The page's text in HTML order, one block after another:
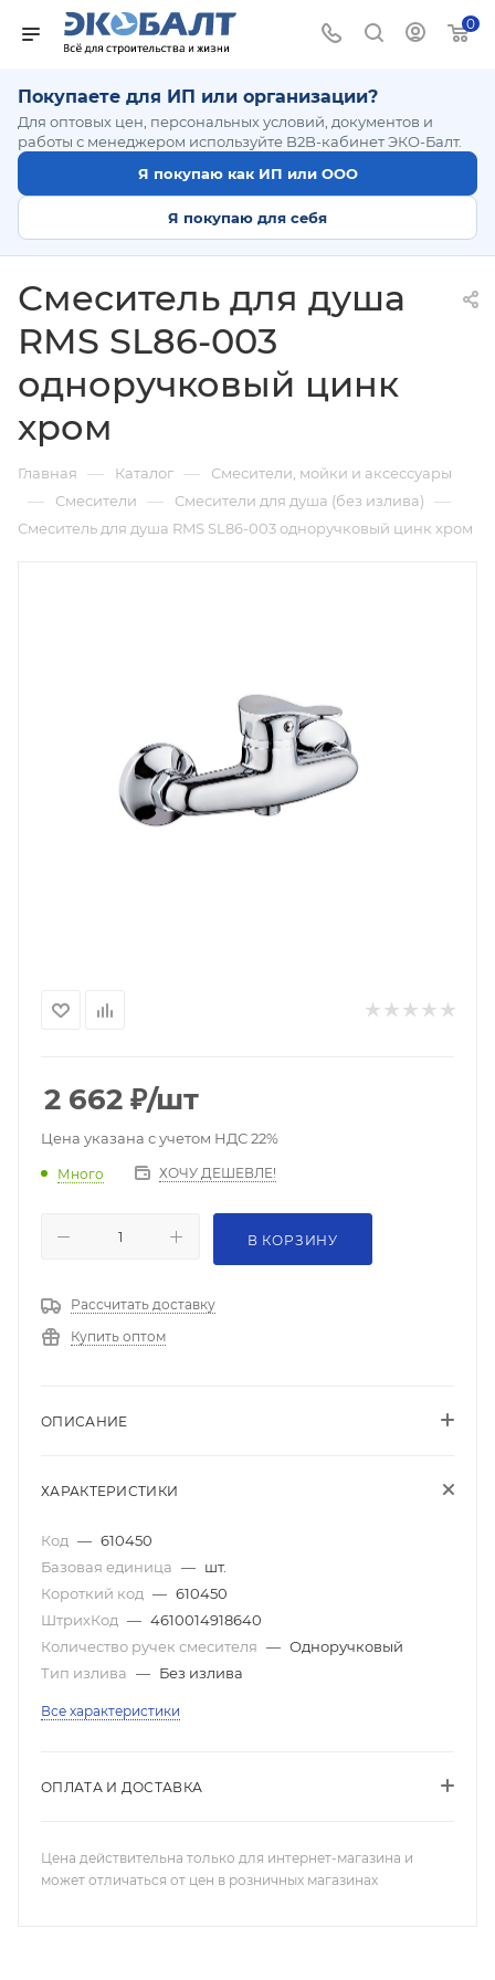
0
Покупаете для ИП или организации?
Для оптовых цен, персональных условий, документов и
работы с менеджером используйте B2B-кабинет ЭКО-Балт.
Я покупаю как ИП или ООО
Я покупаю для себя
Смеситель для душа
RMS SL86-003
одноручковый цинк
хром
Главная — Каталог — Смесители, мойки и аксессуары
— Смесители — Смесители для душа (без излива) —
Смеситель для душа RMS SL86-003 одноручковый цинк хром
2 662 ₽/шт
Цена указана с учетом НДС 22%
Много ХОЧУ ДЕШЕВЛЕ!
В КОРЗИНУ
Рассчитать доставку
Купить оптом
ОПИСАНИЕ
ХАРАКТЕРИСТИКИ
Код — 610450
Базовая единица — шт.
Короткий код — 610450
ШтрихКод — 4610014918640
Количество ручек смесителя — Одноручковый
Тип излива — Без излива
Все характеристики
ОПЛАТА И ДОСТАВКА
Цена действительна только для интернет-магазина и
может отличаться от цен в розничных магазинах